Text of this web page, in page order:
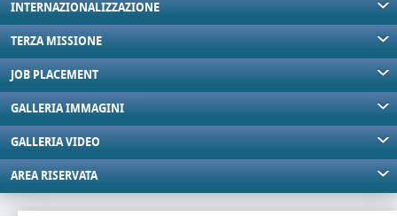
INTERNAZIONALIZZAZIONE
TERZA MISSIONE
JOB PLACEMENT
GALLERIA IMMAGINI
GALLERIA VIDEO
AREA RISERVATA